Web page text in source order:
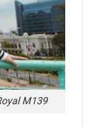
M139